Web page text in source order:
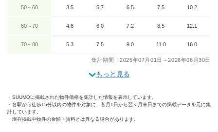
50～60 3.5 5.7 6.5 7.5 10.2
60～70 4.6 6.0 7.2 8.5 12.1
70～80 5.3 7.5 9.0 11.0 16.0
集計期間：2025年07月01日～2026年06月30日
もっと見る
SUUMOに掲載された物件価格を集計した情報を表示しています。
各駅から徒歩15分以内の物件を対象に、各月1日から翌々月末日までの掲載データを元に集
計しています。
現在掲載中物件の金額・賃料とは異なる場合があります。